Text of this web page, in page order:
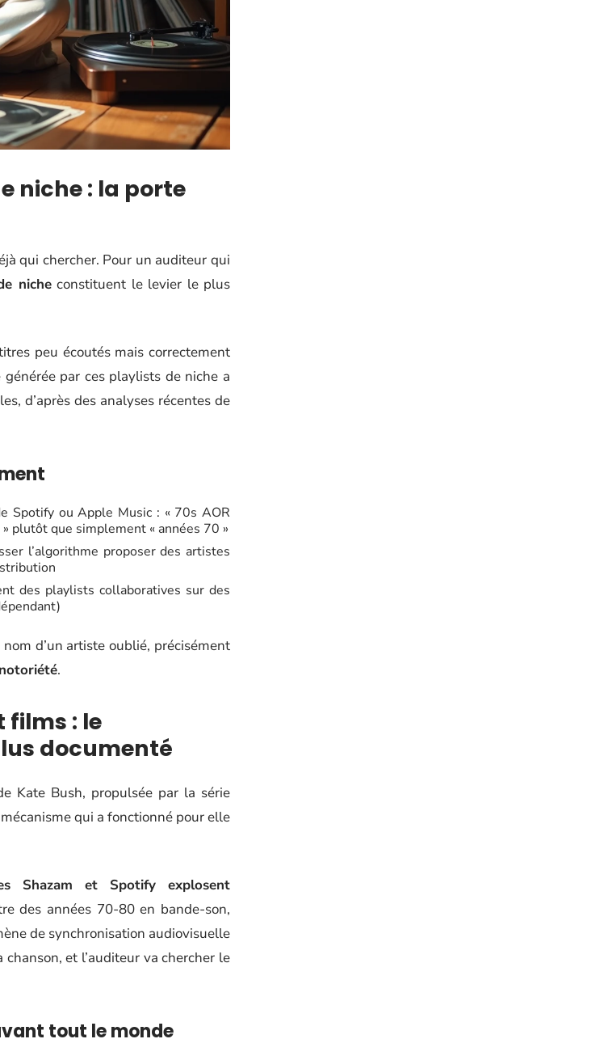
niche : la porte
qui chercher. Pour un auditeur qui
nicheconstituent le levier le plus
peu écoutés mais correctement
par ces playlists de niche a
d’après des analyses récentes de
Spotify ou Apple Music : « 70s AOR
plutôt que simplement « années 70 »
l’algorithme proposer des artistes
des playlists collaboratives sur des
d’un artiste oublié, précisément
.
films : le
documenté
Kate Bush, propulsée par la série
qui a fonctionné pour elle
Shazam et Spotify explosent
des années 70-80 en bande-son,
de synchronisation audiovisuelle
chanson, et l’auditeur va chercher le
tout le monde